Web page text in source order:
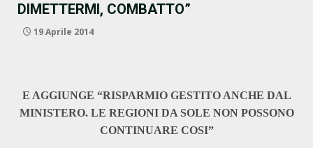
DIMETTERMI, COMBATTO”
19 Aprile 2014
E AGGIUNGE “RISPARMIO GESTITO ANCHE DAL
MINISTERO. LE REGIONI DA SOLE NON POSSONO
CONTINUARE COSI”